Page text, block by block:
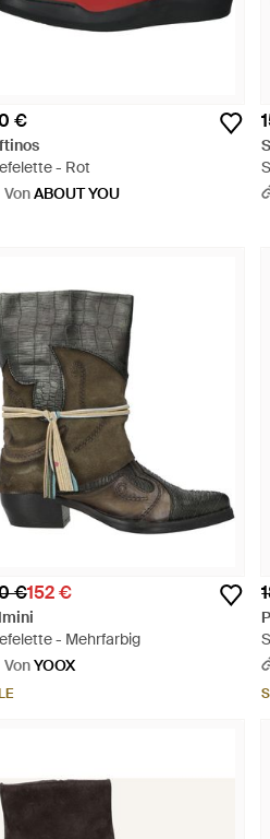
€
- Rot
VonABOUT YOU
€152 €
- Mehrfarbig
VonYOOX